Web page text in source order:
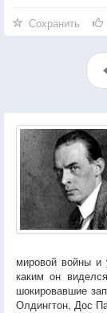
Сохранить
мировой войны и
каким он
шокировавшие
Олдингтон, Дос